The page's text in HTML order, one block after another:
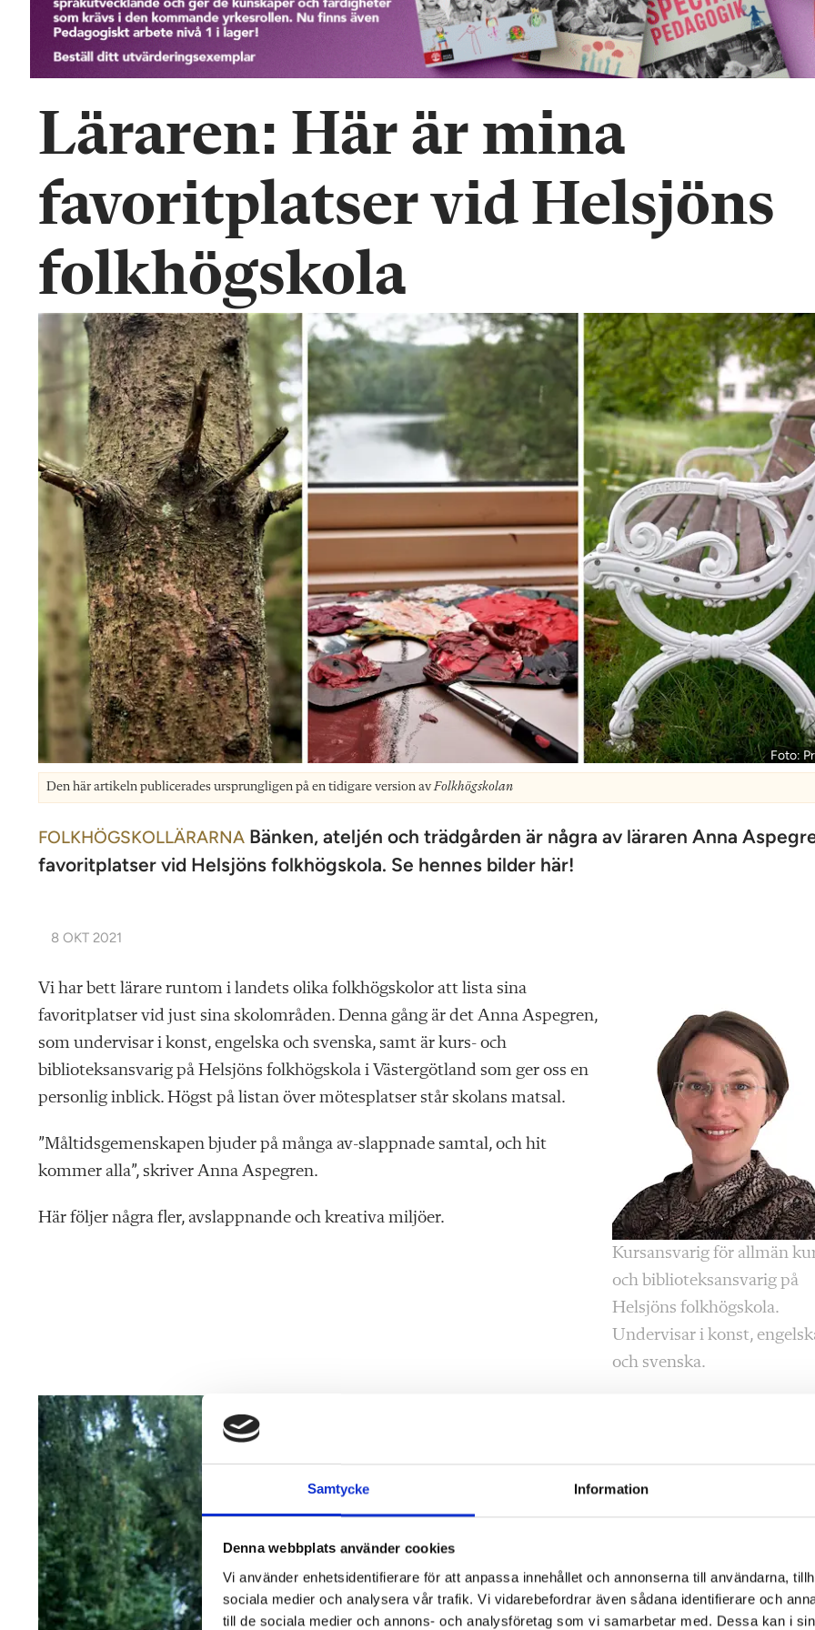
Samtycke Information
Denna webbplats använder cookies
Vi använder enhetsidentifierare för att anpassa innehållet och annonserna till användarna,
sociala medier och analysera vår trafik. Vi vidarebefordrar även sådana identifierare och
till de sociala medier och annons- och analysföretag som vi samarbetar med. Dessa kan i
Läraren: Här är mina
favoritplatser vid Helsjöns
folkhögskola
Foto:
Den här artikeln publicerades ursprungligen på en tidigare version avFolkhögskolan
FOLKHÖGSKOLLÄRARNA Bänken, ateljén och trädgården är några av läraren Anna
favoritplatser vid Helsjöns folkhögskola. Se hennes bilder här!
8 OKT 2021
Kursansvarig för allmän
och biblioteksansvarig på
Helsjöns folkhögskola.
Undervisar i konst,
och svenska.
Vi har bett lärare runtom i landets olika folkhögskolor att lista sina
favoritplatser vid just sina skolområden. Denna gång är det Anna Aspegren,
som undervisar i konst, engelska och svenska, samt är kurs- och
biblioteksansvarig på Helsjöns folkhögskola i Västergötland som ger oss en
personlig inblick. Högst på listan över mötesplatser står skolans matsal.
”Måltidsgemenskapen bjuder på många av-slappnade samtal, och hit
kommer alla”, skriver Anna Aspegren.
Här följer några fler, avslappnande och kreativa miljöer.